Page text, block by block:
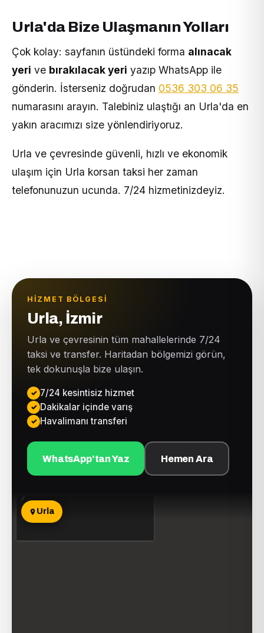
Urla'da Bize Ulaşmanın Yolları
Çok kolay: sayfanın üstündeki forma alınacak
yeri ve bırakılacak yeri yazıp WhatsApp ile
gönderin. İsterseniz doğrudan 0536 303 06 35
numarasını arayın. Talebiniz ulaştığı an Urla'da en
yakın aracımızı size yönlendiriyoruz.
Urla ve çevresinde güvenli, hızlı ve ekonomik
ulaşım için Urla korsan taksi her zaman
telefonunuzun ucunda. 7/24 hizmetinizdeyiz.
HIZMET BÖLGESI
Urla, İzmir
Urla ve çevresinin tüm mahallelerinde 7/24
taksi ve transfer. Haritadan bölgemizi görün,
tek dokunuşla bize ulaşın.
7/24 kesintisiz hizmet
Dakikalar içinde varış
Havalimanı transferi
WhatsApp'tan Yaz Hemen Ara
Urla